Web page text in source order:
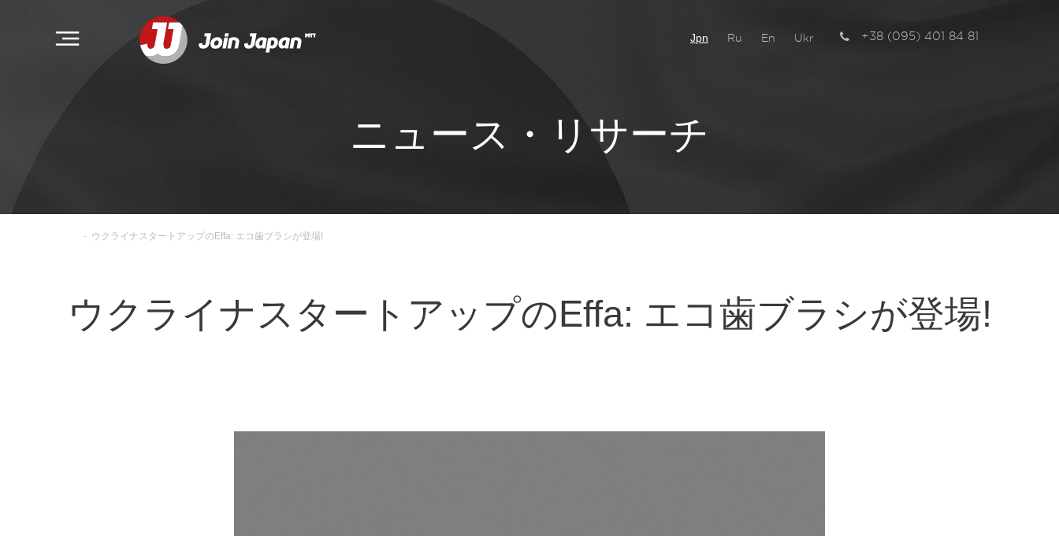
Jpn Ru En Ukr +38 (095) 401 84 81
ニュース・リサーチ
- ウクライナスタートアップのEffa: エコ歯ブラシが登場!
ウクライナスタートアップのEffa: エコ歯ブラシが登場!